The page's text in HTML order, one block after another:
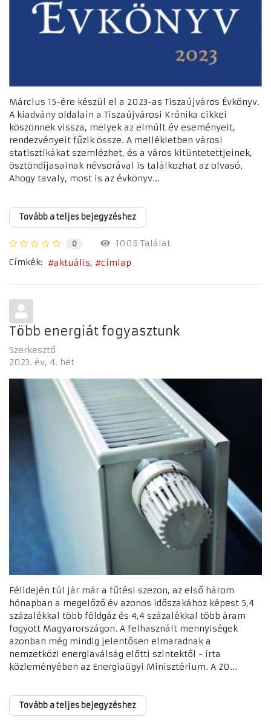
Március 15-ére készül el a 2023-as Tiszaújváros Évkönyv.
A kiadvány oldalain a Tiszaújvárosi Krónika cikkei
köszönnek vissza, melyek az elmúlt év eseményeit,
rendezvényeit fűzik össze. A mellékletben városi
statisztikákat szemlézhet, és a város kitüntetettjeinek,
ösztöndíjasainak névsorával is találkozhat az olvasó.
Ahogy tavaly, most is az évkönyv...
Tovább a teljes bejegyzéshez
0
1006 Találat
Címkék:
aktuális címlap
Több energiát fogyasztunk
Szerkesztő
2023. év 4. hét
Félidején túl jár már a fűtési szezon, az első három
hónapban a megelőző év azonos időszakához képest 5,4
százalékkal több földgáz és 4,4 százalékkal több áram
fogyott Magyarországon. A felhasznált mennyiségek
azonban még mindig jelentősen elmaradnak a
nemzetközi energiaválság előtti szintektől - írta
közleményében az Energiaügyi Minisztérium. A 20...
Tovább a teljes bejegyzéshez